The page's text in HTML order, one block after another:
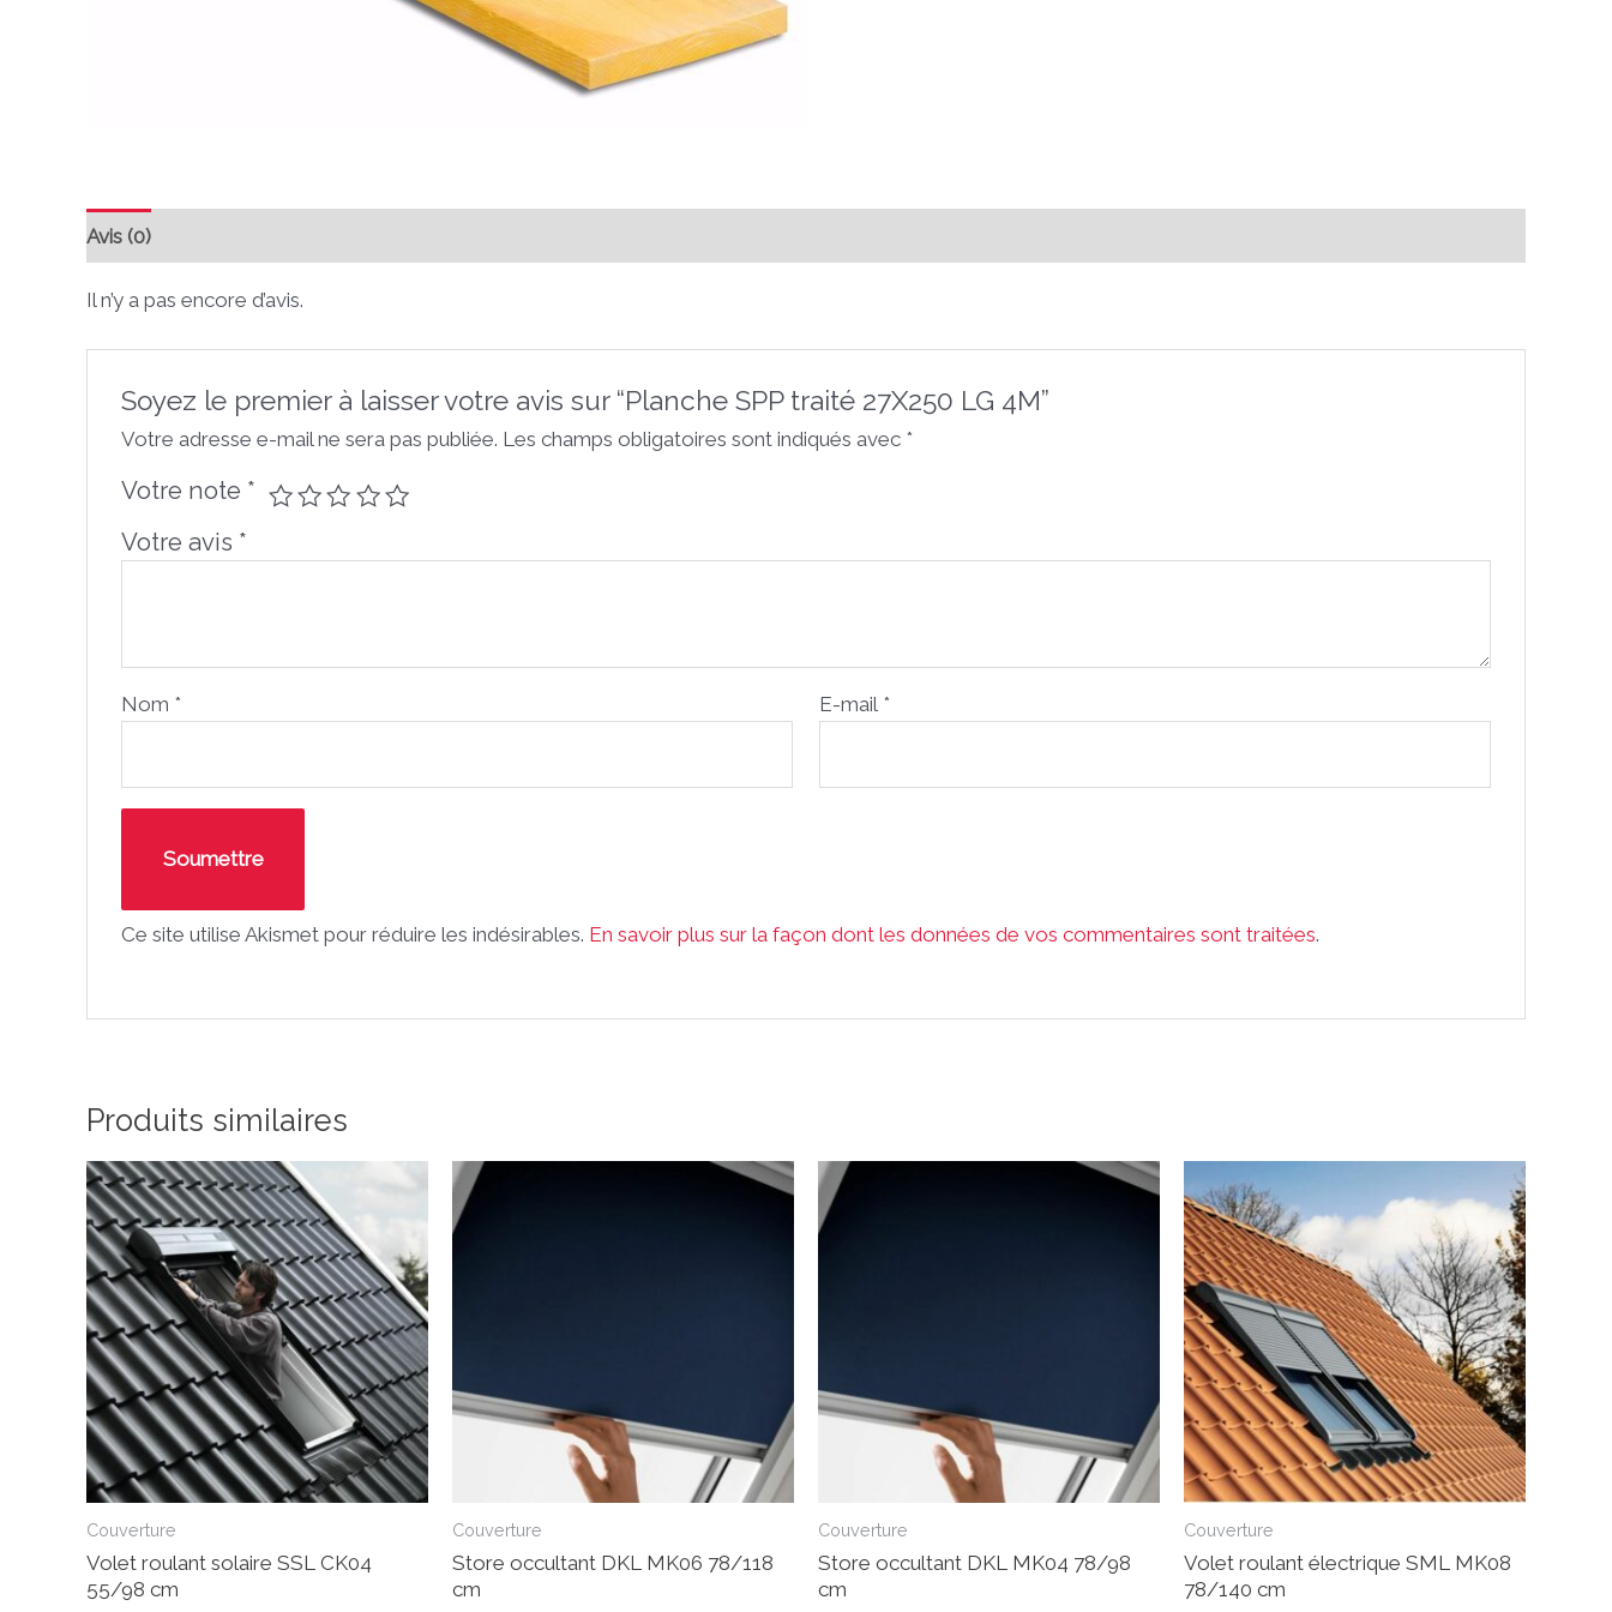
Avis (0)
Il n’y a pas encore d’avis.
Soyez le premier à laisser votre avis sur “Planche SPP traité 27X250 LG 4M”
Votre adresse e-mail ne sera pas publiée. Les champs obligatoires sont indiqués avec *
Votre note *
Votre avis *
Nom * E-mail *
Ce site utilise Akismet pour réduire les indésirables. En savoir plus sur la façon dont les données de vos commentaires sont traitées.
Produits similaires
Couverture
Volet roulant solaire SSL CK04
55/98 cm
Couverture
Store occultant DKL MK06 78/118
cm
Couverture
Store occultant DKL MK04 78/98
cm
Couverture
Volet roulant électrique SML MK08
78/140 cm